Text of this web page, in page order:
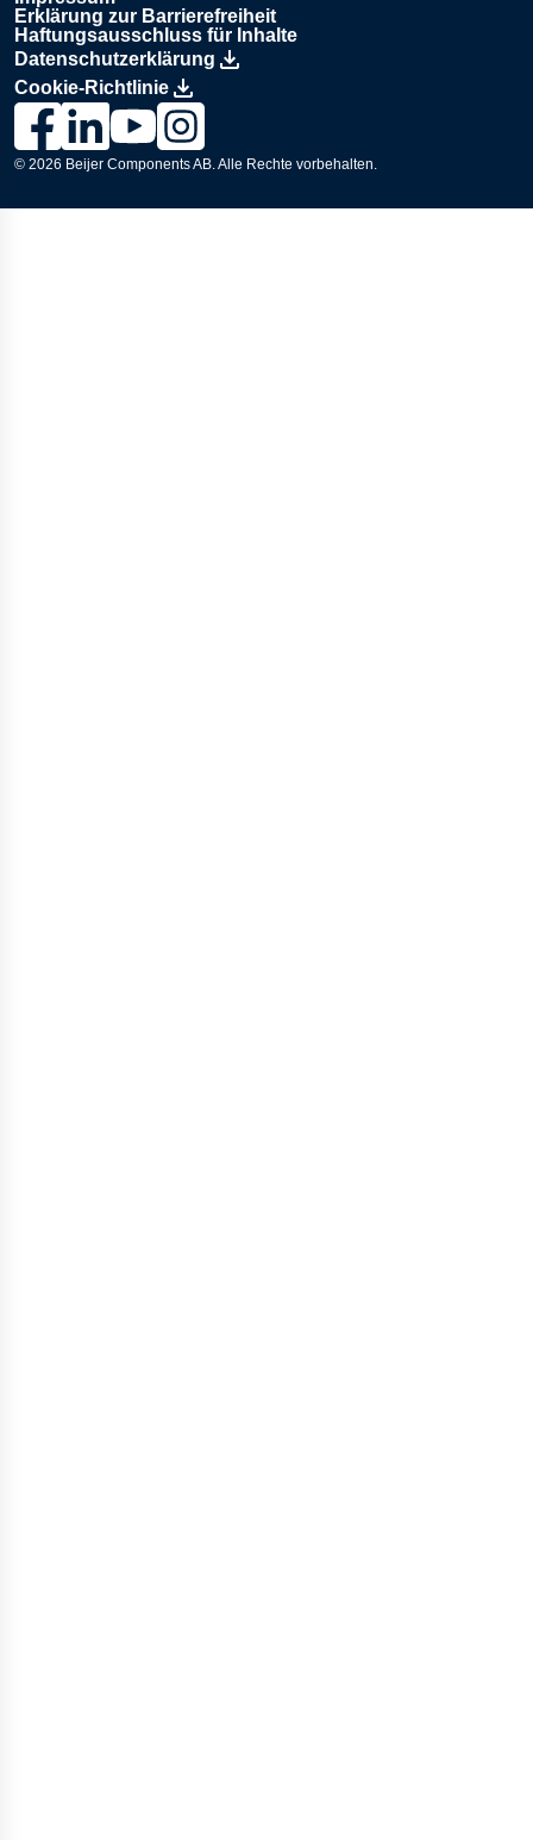
Erklärung zur Barrierefreiheit
Haftungsausschluss für Inhalte
Datenschutzerklärung
Cookie-Richtlinie
Link zur Lesjöfors-Seite auf Facebook., Opens in a new
Link zur Lesjöfors-Seite auf LinkedIn., Opens in a new
Link zum Lesjöfors-Kanal auf YouTube., Opens
Link zur Lesjöfors-Seite auf Instagram.,
© 2026 Beijer Components AB. Alle Rechte vorbehalten.